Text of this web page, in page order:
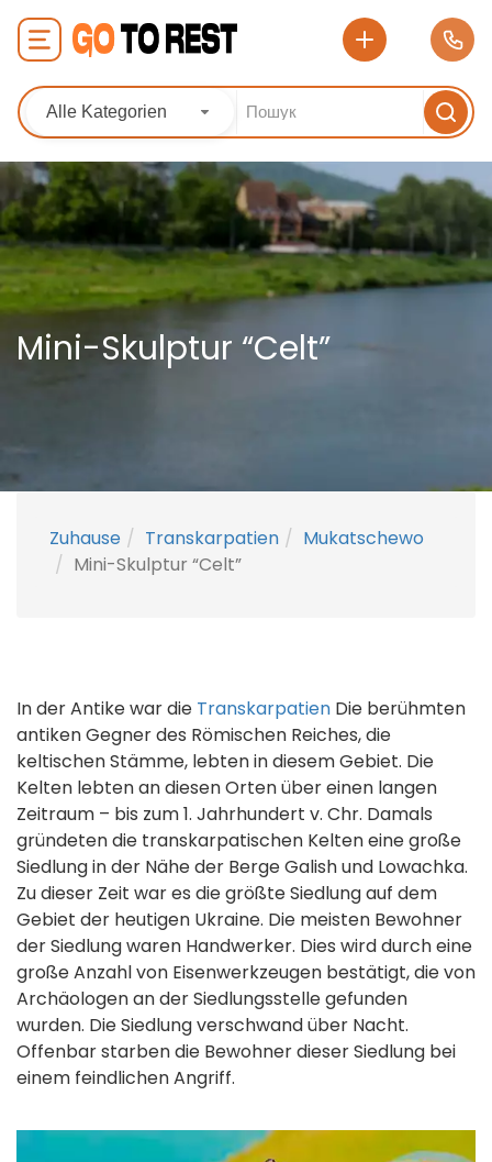
Alle Kategorien
Mini-Skulptur “Celt”
Zuhause Transkarpatien
Mukatschewo
Mini-Skulptur “Celt”
In der Antike war die Transkarpatien Die berühmten
antiken Gegner des Römischen Reiches, die
keltischen Stämme, lebten in diesem Gebiet. Die
Kelten lebten an diesen Orten über einen langen
Zeitraum – bis zum 1. Jahrhundert v. Chr. Damals
gründeten die transkarpatischen Kelten eine große
Siedlung in der Nähe der Berge Galish und Lowachka.
Zu dieser Zeit war es die größte Siedlung auf dem
Gebiet der heutigen Ukraine. Die meisten Bewohner
der Siedlung waren Handwerker. Dies wird durch eine
große Anzahl von Eisenwerkzeugen bestätigt, die von
Archäologen an der Siedlungsstelle gefunden
wurden. Die Siedlung verschwand über Nacht.
Offenbar starben die Bewohner dieser Siedlung bei
einem feindlichen Angriff.